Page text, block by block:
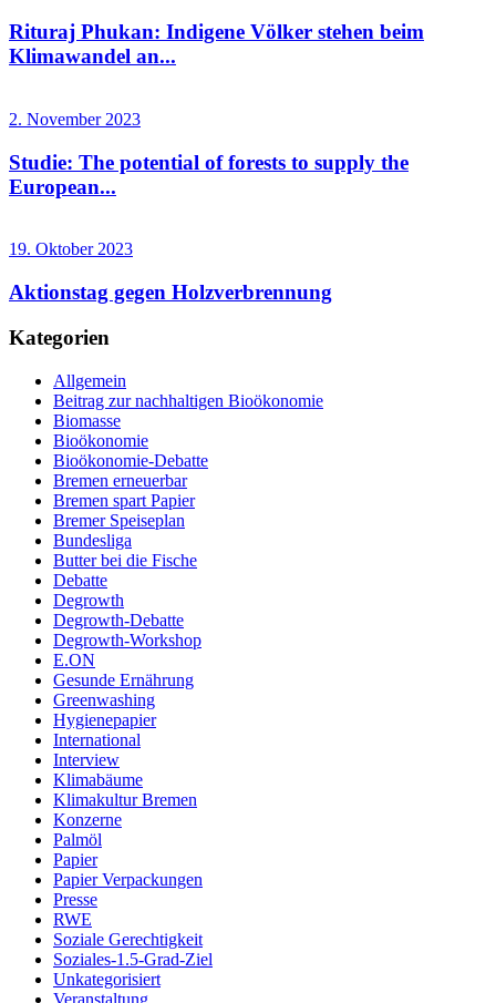
Rituraj Phukan: Indigene Völker stehen beim
Klimawandel an...
2. November 2023
Studie: The potential of forests to supply the
European...
19. Oktober 2023
Aktionstag gegen Holzverbrennung
Kategorien
Allgemein
Beitrag zur nachhaltigen Bioökonomie
Biomasse
Bioökonomie
Bioökonomie-Debatte
Bremen erneuerbar
Bremen spart Papier
Bremer Speiseplan
Bundesliga
Butter bei die Fische
Debatte
Degrowth
Degrowth-Debatte
Degrowth-Workshop
E.ON
Gesunde Ernährung
Greenwashing
Hygienepapier
International
Interview
Klimabäume
Klimakultur Bremen
Konzerne
Palmöl
Papier
Papier Verpackungen
Presse
RWE
Soziale Gerechtigkeit
Soziales-1.5-Grad-Ziel
Unkategorisiert
Veranstaltung